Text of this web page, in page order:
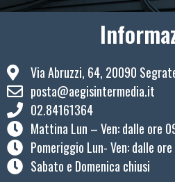
Via Abruzzi, 64, 20090
posta@aegisintermedia.it
02.84161364
Mattina Lun – Ven: ​dalle ore
Pomeriggio Lun- Ven: dalle
Sabato e Domenica chiusi